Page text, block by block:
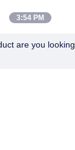
3:54 PM
are you looking